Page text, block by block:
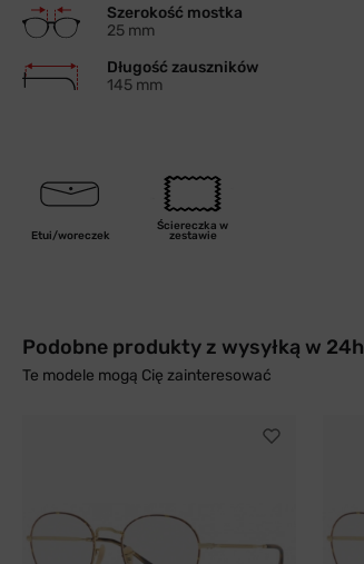
Szerokość mostka
25 mm
Długość zauszników
145 mm
Etui/woreczek
Ściereczka w
zestawie
Podobne produkty z wysyłką w 24h
Te modele mogą Cię zainteresować